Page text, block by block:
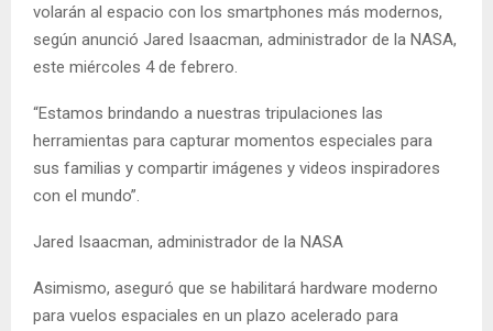
volarán al espacio con los smartphones más modernos,
según anunció Jared Isaacman, administrador de la NASA,
este miércoles 4 de febrero.
“Estamos brindando a nuestras tripulaciones las
herramientas para capturar momentos especiales para
sus familias y compartir imágenes y videos inspiradores
con el mundo”.
Jared Isaacman, administrador de la NASA
Asimismo, aseguró que se habilitará hardware moderno
para vuelos espaciales en un plazo acelerado para